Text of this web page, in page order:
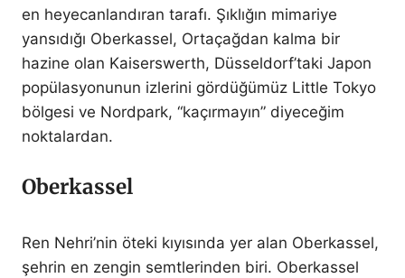
en heyecanlandıran tarafı. Şıklığın mimariye
yansıdığı Oberkassel, Ortaçağdan kalma bir
hazine olan Kaiserswerth, Düsseldorf’taki Japon
popülasyonunun izlerini gördüğümüz Little Tokyo
bölgesi ve Nordpark, “kaçırmayın” diyeceğim
noktalardan.
Oberkassel
Ren Nehri’nin öteki kıyısında yer alan Oberkassel,
şehrin en zengin semtlerinden biri. Oberkassel